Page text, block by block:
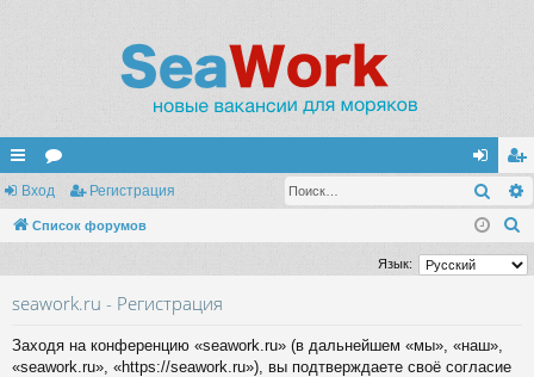
с
ы
и
ор
ум
хо
д
ег
ис
тр
Вход Регистрация
Список форумов
и
Язык:
seawork.ru - Регистрация
Заходя на конференцию «seawork.ru» (в дальнейшем «мы», «наш»,
«seawork.ru», «https://seawork.ru»), вы подтверждаете своё согласие